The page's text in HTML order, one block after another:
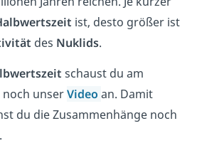
ist, desto größer ist
des Nuklids.
schaust du am
noch unserVideoan. Damit
du die Zusammenhänge noch